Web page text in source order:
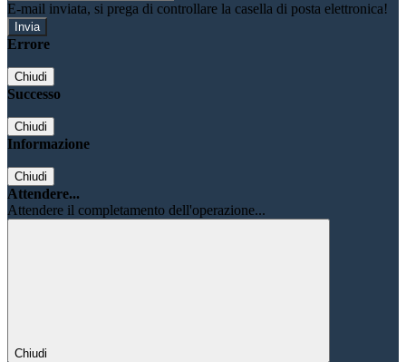
E-mail inviata, si prega di controllare la casella di posta elettronica!
Errore
Chiudi
Successo
Chiudi
Informazione
Chiudi
Attendere...
Attendere il completamento dell'operazione...
Chiudi